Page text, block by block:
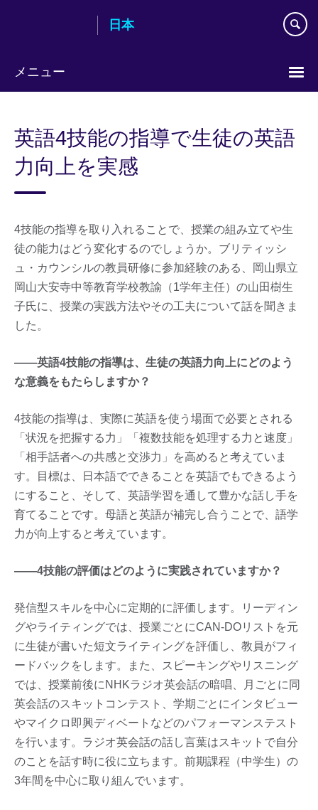
content
日本
メニュー
英語4技能の指導で生徒の英語
力向上を実感
4技能の指導を取り入れることで、授業の組み立てや生
徒の能力はどう変化するのでしょうか。ブリティッシ
ュ・カウンシルの教員研修に参加経験のある、岡山県立
岡山大安寺中等教育学校教諭（1学年主任）の山田樹生
子氏に、授業の実践方法やその工夫について話を聞きま
した。
——英語4技能の指導は、生徒の英語力向上にどのよう
な意義をもたらしますか？
4技能の指導は、実際に英語を使う場面で必要とされる
「状況を把握する力」「複数技能を処理する力と速度」
「相手話者への共感と交渉力」を高めると考えていま
す。目標は、日本語でできることを英語でもできるよう
にすること、そして、英語学習を通して豊かな話し手を
育てることです。母語と英語が補完し合うことで、語学
力が向上すると考えています。
——4技能の評価はどのように実践されていますか？
発信型スキルを中心に定期的に評価します。リーディン
グやライティングでは、授業ごとにCAN-DOリストを元
に生徒が書いた短文ライティングを評価し、教員がフィ
ードバックをします。また、スピーキングやリスニング
では、授業前後にNHKラジオ英会話の暗唱、月ごとに同
英会話のスキットコンテスト、学期ごとにインタビュー
やマイクロ即興ディベートなどのパフォーマンステスト
を行います。ラジオ英会話の話し言葉はスキットで自分
のことを話す時に役に立ちます。前期課程（中学生）の
3年間を中心に取り組んでいます。